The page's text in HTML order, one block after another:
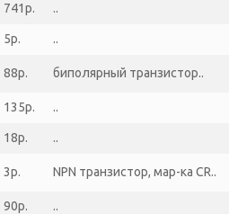
741р. ..
5р. ..
88р. биполярный транзистор..
135р. ..
18р. ..
3р. NPN транзистор, мар-ка CR..
90р. ..